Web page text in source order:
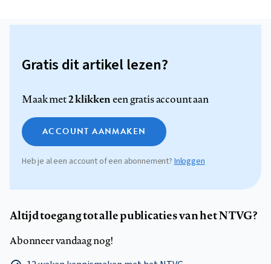
Gratis dit artikel lezen?
Maak met2 klikkeneen gratis account aan
ACCOUNT AANMAKEN
Heb je al een account of een abonnement? Inloggen
Altijd toegang tot alle publicaties van het NTVG?
Abonneer vandaag nog!